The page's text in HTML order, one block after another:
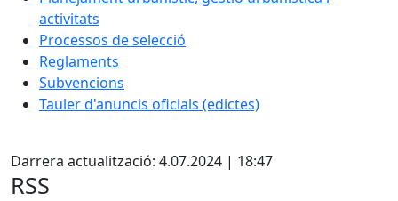
activitats
Processos de selecció
Reglaments
Subvencions
Tauler d'anuncis oficials (edictes)
Darrera actualització: 4.07.2024 | 18:47
RSS